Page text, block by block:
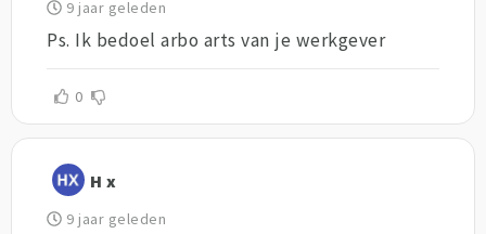
9 jaar geleden
Ps. Ik bedoel arbo arts van je werkgever
0
H x
9 jaar geleden